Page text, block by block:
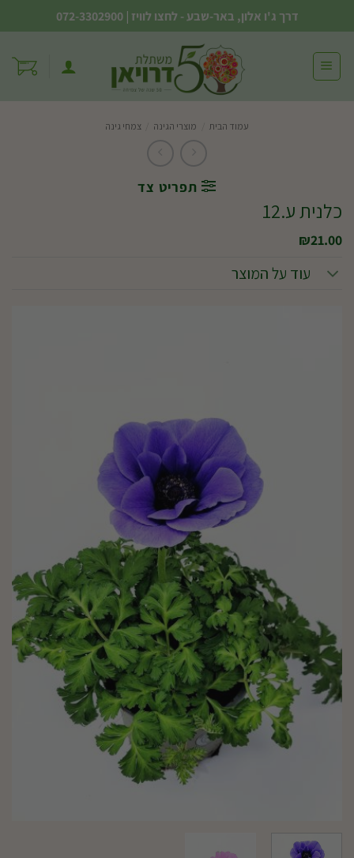
to
content
דרך ג'ו אלון, באר-שבע - לחצו לוויז |
072-3302900
עמוד הבית מוצרי הגינה צמחי גינה
תפריט צד
כלנית ע.12
₪21.00
עוד על המוצר